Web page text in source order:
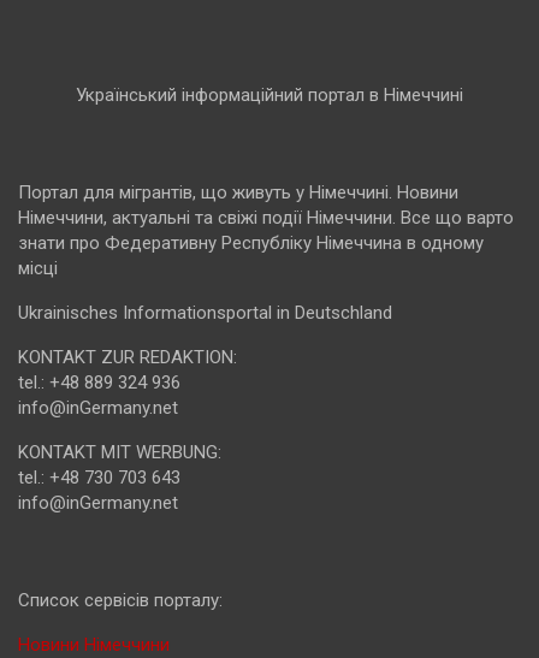
Український інформаційний портал в Німеччині
Портал для мігрантів, що живуть у Німеччині. Новини
Німеччини, актуальні та свіжі події Німеччини. Все що варто
знати про Федеративну Республіку Німеччина в одному
місці
Ukrainisches Informationsportal in Deutschland
KONTAKT ZUR REDAKTION:
tel.: +48 889 324 936
info@inGermany.net
KONTAKT MIT WERBUNG:
tel.: +48 730 703 643
info@inGermany.net
Cписок сервісів порталу:
Новини Німеччини